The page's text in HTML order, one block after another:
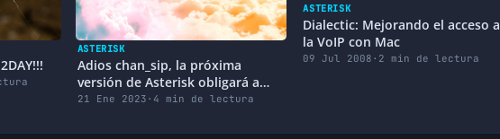
ASTERISK
Adios chan_sip, la próxima
versión de Asterisk obligará a
utilizar PJSIP
21 Ene 2023 · 4 min de lectura
ASTERISK
Dialectic: Mejorando el acceso a
la VoIP con Mac
09 Jul 2008 · 2 min de lectura